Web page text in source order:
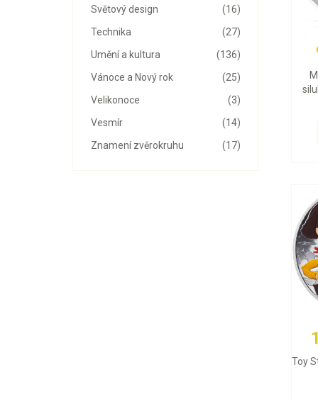
(16)
Světový design
(27)
Technika
(136)
Umění a kultura
(25)
Vánoce a Nový rok
(3)
Velikonoce
(14)
Vesmír
(17)
Znamení zvěrokruhu
Toy